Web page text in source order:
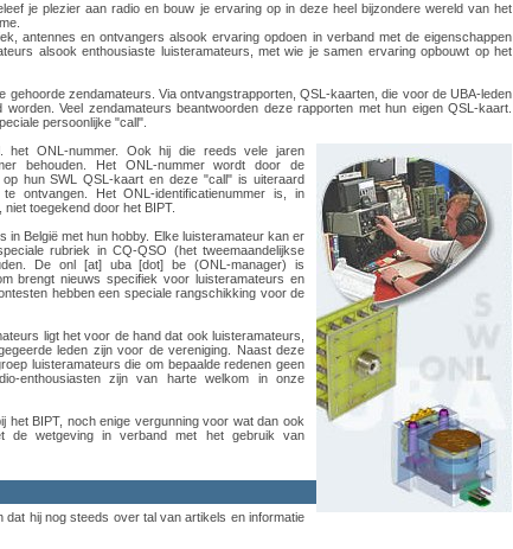
je plezier aan radio en bouw je ervaring op in deze heel bijzondere wereld van het
antennes en ontvangers alsook ervaring opdoen in verband met de eigenschappen
alsook enthousiaste luisteramateurs, met wie je samen ervaring opbouwt op het
gehoorde zendamateurs. Via ontvangstrapporten, QSL-kaarten, die voor de UBA-leden
Veel zendamateurs beantwoorden deze rapporten met hun eigen QSL-kaart.
persoonlijke "call".
het ONL-nummer. Ook hij die reeds vele jaren
behouden. Het ONL-nummer wordt door de
hun SWL QSL-kaart en deze "call" is uiteraard
ontvangen. Het ONL-identificatienummer is, in
toegekend door het BIPT.
in België met hun hobby. Elke luisteramateur kan er
rubriek in CQ-QSO (het tweemaandelijkse
De onl[at] uba [dot] be (ONL-manager) is
brengt nieuws specifiek voor luisteramateurs en
hebben een speciale rangschikking voor de
ligt het voor de hand dat ook luisteramateurs,
leden zijn voor de vereniging. Naast deze
luisteramateurs die om bepaalde redenen geen
enthousiasten zijn van harte welkom in onze
het BIPT, noch enige vergunning voor wat dan ook
wetgeving in verband met het gebruik van
hij nog steeds over tal van artikels en informatie